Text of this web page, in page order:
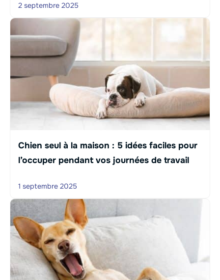
2 septembre 2025
Chien seul à la maison : 5 idées faciles pour
l’occuper pendant vos journées de travail
1 septembre 2025